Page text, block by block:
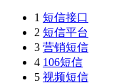
1 短信接口
2 短信平台
3 营销短信
4 106短信
5 视频短信